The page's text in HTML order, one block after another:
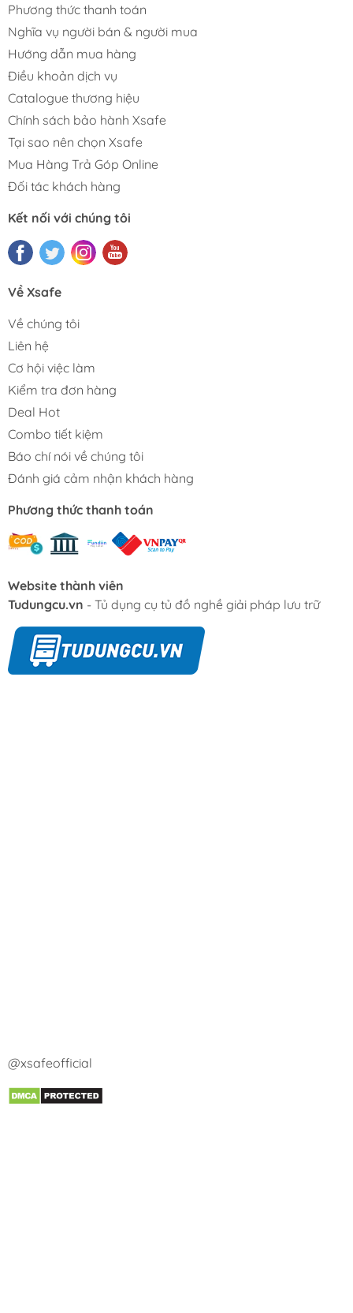
Phương thức thanh toán
Nghĩa vụ người bán & người mua
Hướng dẫn mua hàng
Điều khoản dịch vụ
Catalogue thương hiệu
Chính sách bảo hành Xsafe
Tại sao nên chọn Xsafe
Mua Hàng Trả Góp Online
Đối tác khách hàng
Kết nối với chúng tôi
Về Xsafe
Về chúng tôi
Liên hệ
Cơ hội việc làm
Kiểm tra đơn hàng
Deal Hot
Combo tiết kiệm
Báo chí nói về chúng tôi
Đánh giá cảm nhận khách hàng
Phương thức thanh toán
Website thành viên
Tudungcu.vn - Tủ dụng cụ tủ đồ nghề giải pháp lưu trữ
@xsafeofficial